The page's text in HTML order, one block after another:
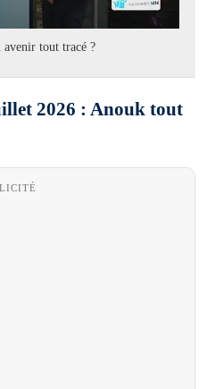
tout tracé ?
2026 : Anouk tout